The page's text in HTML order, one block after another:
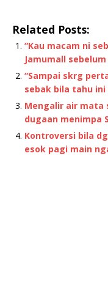
Related Posts:
“Kau macam ni
Jamumall
“Sampai skrg
sebak bila tahu
Mengalir air mata
dugaan menimpa
Kontroversi bila
esok pagi main